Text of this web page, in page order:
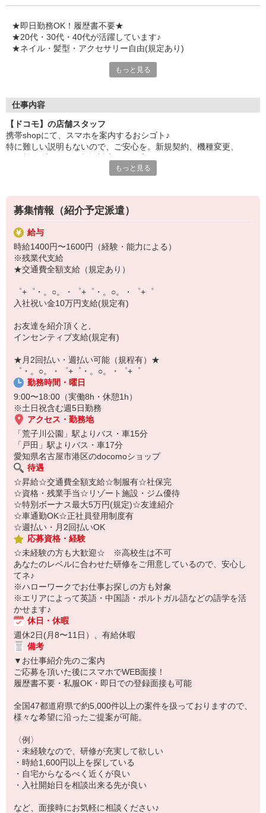
゜・。○。・゜+゜・。○。・゜+゜
★即日勤務OK！履歴書不要★
★20代・30代・40代が活躍しています♪
★ネイル・髪型・アクセサリー自由(規定あり)
各キャリアの新機種が特別価格で購入OK！！
特別割引価格でご利用可能☆
お得に過ごしたいあなたの味方です♪
【選べるお仕事いろいろ】
事務、経理、データ入力、コールセンター、受付
▼工場・製造・軽作業系
機械/食品製造・梱包・仕分け・加工・組立・検査
▼美容系
眉毛サロンのアイブロウ・ネイリスト・エステ
▼営業・販売
法人営業・アパレル販売・個別指導塾・人材紹介
▼人気案件も多数♪
短期・期間限定・オープニング・官公庁案件
上場/優良/大手企業など
【スマホ面接実施中】
￣￣￣￣￣￣￣￣￣
自宅に居ながらスマホでカンタン面接OK！
オンライン面談なのでスピード対応。
即日登録もOK♪
気になった方はお気軽にご相談ください！
もっと見る
仕事内容
【ドコモ】の店舗スタッフ
携帯shopにて、スマホを案内するおシゴト♪
特に難しい説明もないので、ご安心を。新規契約、機種変更、
満足度◎
■携帯やインターネット販売業務
docomo(ドコモ)/au(エーユー)・KDDI/softbank(ソフトバンク)など
の大手キャリアから
ワイモバイル(Y!mobille)、楽天モバイル、UQなど格安スマホまで幅
広く紹介可能♪
もっと見る
募集情報（紹介予定派遣）
給与
時給1400円〜1600円（経験・能力による）
※残業代支給
★交通費全額支給（規定あり）
゜+゜・。○。・゜+゜・。○。・゜+゜
入社祝い金10万円支給(規定有)
お友達を紹介頂くと,
インセンティブ支給(規定有)
★月2回払い・週払い可能（規程有）★
゜・。○。・゜+゜・。○。・゜+゜
勤務時間・曜日
9:00〜18:00（実働8h・休憩1h）
※土日祝含む週5日勤務
アクセス・勤務地
「荒子川公園」駅よりバス・車15分
「戸田」駅よりバス・車17分
愛知県名古屋市港区のdocomoショップ
待遇
☆昇給☆交通費全額支給☆制服有☆社保完
☆資格・残業手当☆リゾート施設・ジム優待
☆特別ボーナス最大5万円(規定)☆友達紹介
☆車通勤OK☆正社員登用制度有
☆週払い・月2回払いOK
応募資格・経験
☆未経験の方も大歓迎☆ ※高校生は不可
あなたのレベルに合わせた研修をご用意しているので、安心し
てネ♪
※ハローワークでお仕事お探しの方も対象
※エリアによって英語・中国語・ポルトガル語などの語学を活
かせます♪
休日・休暇
週休2日(月8〜11日）、有給休暇
備考
▼お仕事紹介先のご案内
ご応募を頂いた後にスマホでWEB面接！
履歴書不要・私服OK・即日での登録面接も可能
全国47都道府県で約5,000件以上の案件を扱っておりますので、
様々な希望に沿ったご提案が可能。
〈例〉
・未経験なので、研修が充実して欲しい
・時給1,600円以上を探している
・自宅からなるべく近くが良い
・入社開始日を相談出来る先が良い
など、面接時にお気軽に相談ください♪